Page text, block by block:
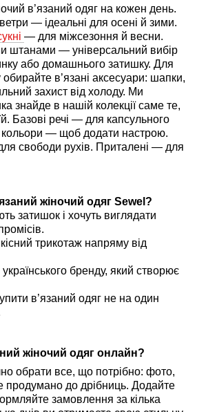
в’язаний одяг на кожен день.
— ідеальні для осені й зими.
— для міжсезоння й весни.
штанами — універсальний вибір
або домашнього затишку. Для
в’язані аксесуари: шапки,
захист від холоду. Ми
знайде в нашій колекції саме те,
Базові речі — для капсульного
кольори — щоб додати настрою.
свободи рухів. Приталені — для
жіночий одяг Sewel?
затишок і хочуть виглядати
трикотаж напряму від
бренду, який створює
в’язаний одяг не на один
жіночий одяг онлайн?
обрати все, що потрібно: фото,
продумано до дрібниць. Додайте
замовлення за кілька